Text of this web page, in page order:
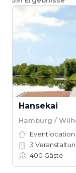
Hansekai
Hamburg /
Eventlocation
3
400 Gäste